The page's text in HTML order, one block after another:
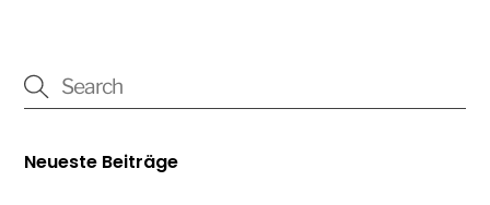
Neueste Beiträge